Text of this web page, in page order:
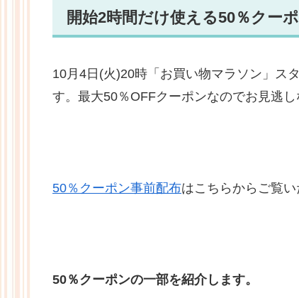
開始2時間だけ使える50％クー
10月4日(火)20時「お買い物マラソン」ス
す。最大50％OFFクーポンなのでお見逃し
50％クーポン事前配布はこちらからご覧い
50％クーポンの一部を紹介します。